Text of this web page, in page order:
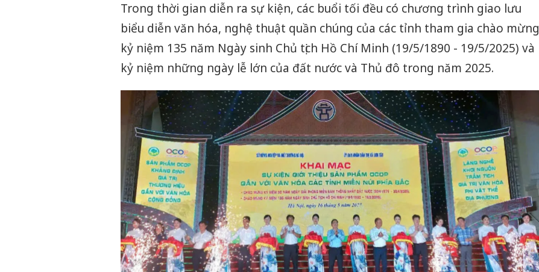
Trong thời gian diễn ra sự kiện, các buổi tối đều có chương trình giao lưu
biểu diễn văn hóa, nghệ thuật quần chúng của các tỉnh tham gia chào mừng
kỷ niệm 135 năm Ngày sinh Chủ tịch Hồ Chí Minh (19/5/1890 - 19/5/2025) và
kỷ niệm những ngày lễ lớn của đất nước và Thủ đô trong năm 2025.